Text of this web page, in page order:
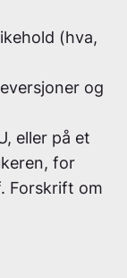
(hva,
og
eller på et
for
Forskrift om